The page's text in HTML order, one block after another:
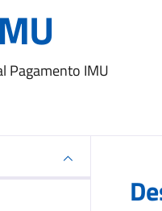
Pagamento IMU